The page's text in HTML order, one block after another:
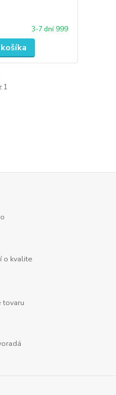
3-7 dní 999
1
o kvalite
tovaru